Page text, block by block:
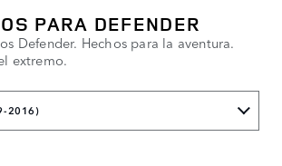
PARA DEFENDER
Defender. Hechos para la aventura.
extremo.
2016)